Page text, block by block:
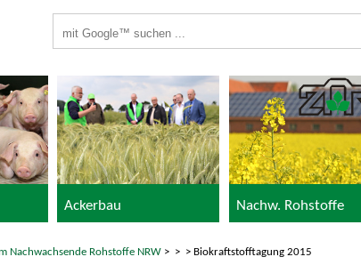
Ackerbau Nachw. Rohstoffe
Nachwachsende Rohstoffe NRW > > > Biokraftstofftagung 2015